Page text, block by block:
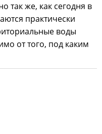
так же, как сегодня в
практически
воды
от того, под каким